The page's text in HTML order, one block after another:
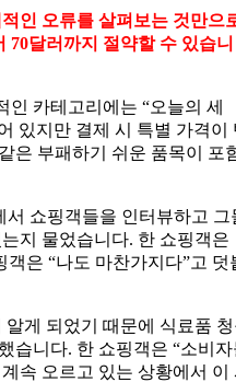
인 오류를 살펴보는 것만으
70달러까지 절약할 수 있습니
카테고리에는 “오늘의 세
있지만 결제 시 특별 가격이
은 부패하기 쉬운 품목이 포
서 쇼핑객들을 인터뷰하고 그
지 물었습니다. 한 쇼핑객은
은 “나도 마찬가지다”고 덧
게 되었기 때문에 식료품
습니다. 한 쇼핑객은 “소비자
속 오르고 있는 상황에서 이